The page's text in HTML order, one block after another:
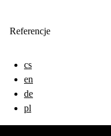
Referencje
cs
en
de
pl